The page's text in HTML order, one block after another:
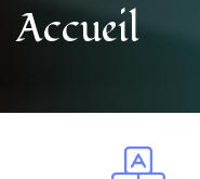
Accueil